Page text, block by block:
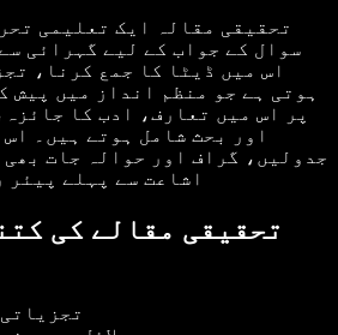
تحقیقی مقالہ ایک تعلیمی
سوال کے جواب کے لیے گہرائی
اس میں ڈیٹا کا جمع کرنا،
ہوتی ہے جو منظم انداز میں پیش
پر اس میں تعارف، ادب کا
اور بحث شامل ہوتے ہیں۔
جدولیں، گراف اور حوالہ جات
اشاعت سے پہلے پیئر
تحقیقی مقالے کی